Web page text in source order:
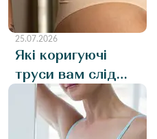
25.07.2026
Які коригуючі
труси вам слід
додати до свого
асортименту?
Огляд на